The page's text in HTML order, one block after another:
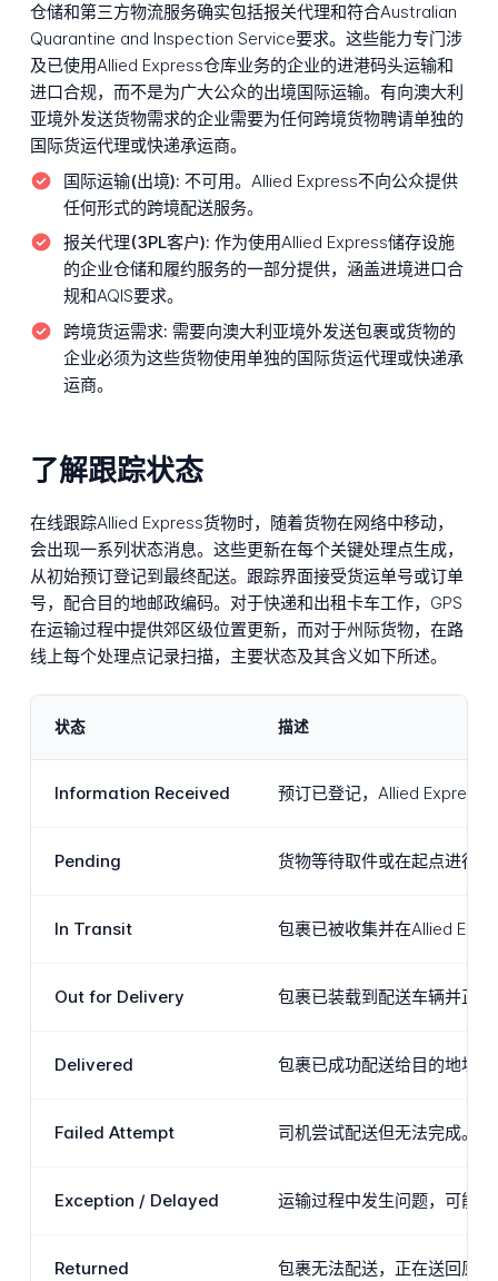
仓储和第三方物流服务确实包括报关代理和符合Australian
Quarantine and Inspection Service要求。这些能力专门涉
及已使用Allied Express仓库业务的企业的进港码头运输和
进口合规，而不是为广大公众的出境国际运输。有向澳大利
亚境外发送货物需求的企业需要为任何跨境货物聘请单独的
国际货运代理或快递承运商。
国际运输(出境): 不可用。Allied Express不向公众提供
任何形式的跨境配送服务。
报关代理(3PL客户): 作为使用Allied Express储存设施
的企业仓储和履约服务的一部分提供，涵盖进境进口合
规和AQIS要求。
跨境货运需求: 需要向澳大利亚境外发送包裹或货物的
企业必须为这些货物使用单独的国际货运代理或快递承
运商。
了解跟踪状态
在线跟踪Allied Express货物时，随着货物在网络中移动，
会出现一系列状态消息。这些更新在每个关键处理点生成，
从初始预订登记到最终配送。跟踪界面接受货运单号或订单
号，配合目的地邮政编码。对于快递和出租卡车工作，GPS
在运输过程中提供郊区级位置更新，而对于州际货物，在路
线上每个处理点记录扫描，主要状态及其含义如下所述。
状态 描述
Information Received 预订已登记，Allied Express
Pending 货物等待取件或在起点进行
In Transit 包裹已被收集并在Allied
Out for Delivery 包裹已装载到配送车辆并正
Delivered 包裹已成功配送给目的地址
Failed Attempt 司机尝试配送但无法完成。
Exception / Delayed 运输过程中发生问题，可能
Returned 包裹无法配送，正在送回原